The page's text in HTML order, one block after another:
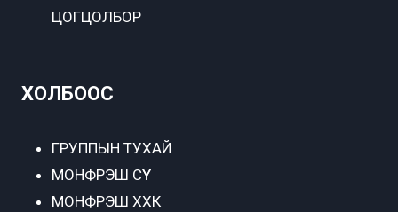
ЦОГЦОЛБОР
ХОЛБООС
ГРУППЫН ТУХАЙ
МОНФРЭШ СҮҮ
МОНФРЭШ ХХК